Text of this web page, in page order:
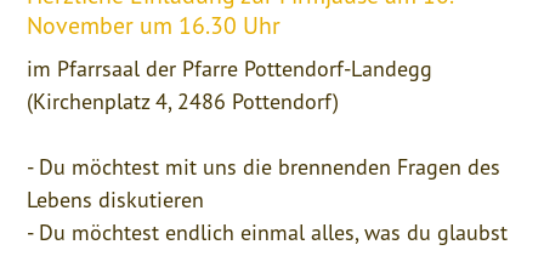
November um 16.30 Uhr
im Pfarrsaal der Pfarre Pottendorf-Landegg
(Kirchenplatz 4, 2486 Pottendorf)
- Du möchtest mit uns die brennenden Fragen des
Lebens diskutieren
- Du möchtest endlich einmal alles, was du glaubst